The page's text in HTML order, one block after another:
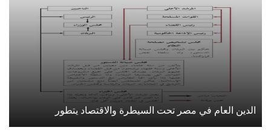
الدين العام في مصر تحت السيطرة والاقتصاد يتطور